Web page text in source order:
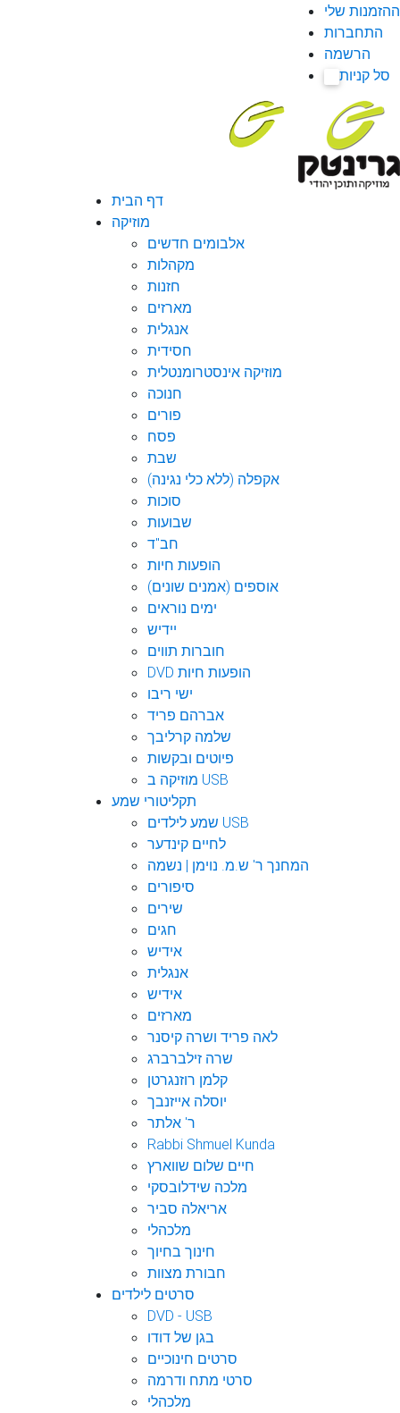
ההזמנות שלי
התחברות
הרשמה
סל קניות
דף הבית
מוזיקה
אלבומים חדשים
מקהלות
חזנות
מארזים
אנגלית
חסידית
מוזיקה אינסטרומנטלית
חנוכה
פורים
פסח
שבת
אקפלה (ללא כלי נגינה)
סוכות
שבועות
חב"ד
הופעות חיות
אוספים (אמנים שונים)
ימים נוראים
יידיש
חוברות תווים
DVD הופעות חיות
ישי ריבו
אברהם פריד
שלמה קרליבך
פיוטים ובקשות
מוזיקה ב USB
תקליטורי שמע
שמע לילדים USB
לחיים קינדער
המחנך ר' ש.מ. נוימן | נשמה
סיפורים
שירים
חגים
אידיש
אנגלית
אידיש
מארזים
לאה פריד ושרה קיסנר
שרה זילברברג
קלמן רוזנגרטן
יוסלה אייזנבך
ר' אלתר
Rabbi Shmuel Kunda
חיים שלום שווארץ
מלכה שידלובסקי
אריאלה סביר
מלכהלי
חינוך בחיוך
חבורת מצוות
סרטים לילדים
DVD - USB
בגן של דודו
סרטים חינוכיים
סרטי מתח ודרמה
מלכהלי